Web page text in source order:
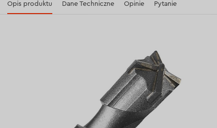
Opis produktu Dane Techniczne Opinie Pytanie